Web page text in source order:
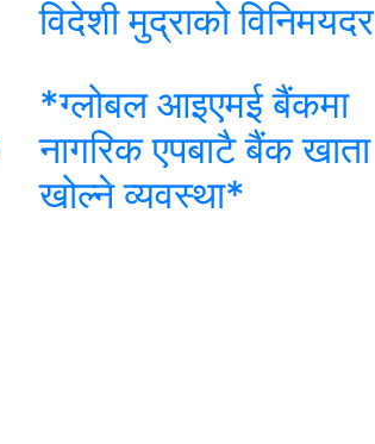
विदेशी मुद्राको विनिमयदर
*ग्लोबल आइएमई बैंकमा
नागरिक एपबाटै बैंक खाता
खोल्ने व्यवस्था*